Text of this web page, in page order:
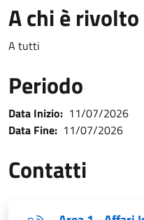
A chi è rivolto
A tutti
Periodo
Data Inizio: 11/07/2026
Data Fine: 11/07/2026
Contatti